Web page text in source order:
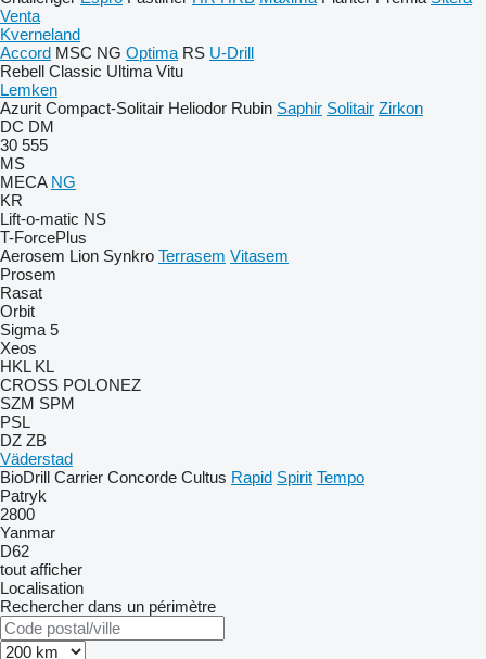
Venta
Kverneland
Accord MSC NG Optima RS U-Drill
Rebell Classic Ultima Vitu
Lemken
Azurit Compact-Solitair Heliodor Rubin Saphir Solitair Zirkon
DC DM
30 555
MS
MECA NG
KR
Lift-o-matic NS
T-ForcePlus
Aerosem Lion Synkro Terrasem Vitasem
Prosem
Rasat
Orbit
Sigma 5
Xeos
HKL KL
CROSS POLONEZ
SZM SPM
PSL
DZ ZB
Väderstad
BioDrill Carrier Concorde Cultus Rapid Spirit Tempo
Patryk
2800
Yanmar
D62
tout afficher
Localisation
Rechercher dans un périmètre